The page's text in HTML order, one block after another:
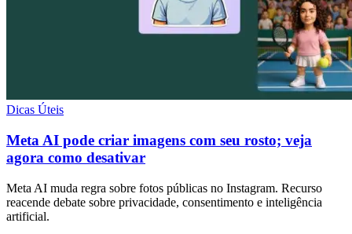
Dicas Úteis
Meta AI pode criar imagens com seu rosto; veja
agora como desativar
Meta AI muda regra sobre fotos públicas no Instagram. Recurso
reacende debate sobre privacidade, consentimento e inteligência
artificial.